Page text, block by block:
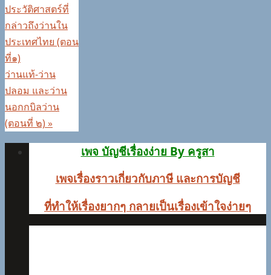
ประวัติศาสตร์ที่
กล่าวถึงว่านใน
ประเทศไทย (ตอน
ที่๑)
ว่านแท้-ว่าน
ปลอม และว่าน
นอกกบิลว่าน
(ตอนที่ ๒) »
เพจ บัญชีเรื่องง่าย By ครูสา
เพจเรื่องราวเกี่ยวกับภาษี และการบัญชี
ที่ทำให้เรื่องยากๆ กลายเป็นเรื่องเข้าใจง่ายๆ